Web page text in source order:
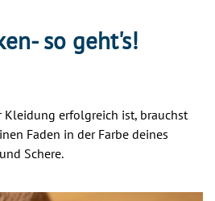
so geht's!
Kleidung erfolgreich ist, brauchst
Faden in der Farbe deines
Schere.